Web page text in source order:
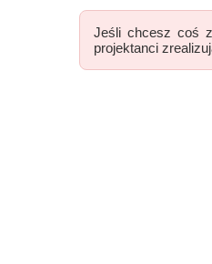
Jeśli chcesz coś
projektanci